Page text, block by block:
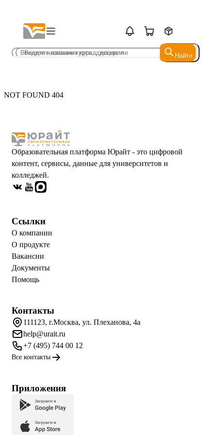
Найти
Найти
NOT FOUND 404
Образовательная платформа Юрайт - это цифровой
контент, сервисы, данные для университетов и
колледжей.
Ссылки
О компании
О продукте
Вакансии
Документы
Помощь
Контакты
111123, г.Москва, ул. Плеханова, 4а
help@urait.ru
+7 (495) 744 00 12
Все контакты
Приложения